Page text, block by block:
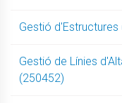
Gestió d'Estructures
Gestió de Línies
(250452)